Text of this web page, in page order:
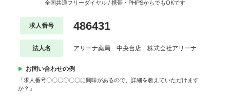
全国共通フリーダイヤル / 携帯・PHPSからでもOKです
求人番号 486431
法人名 アリーナ薬局 中央台店 株式会社アリーナ
お問い合わせの例
「求人番号〇〇〇〇〇〇に興味があるので、詳細を教えていただけます
か？」